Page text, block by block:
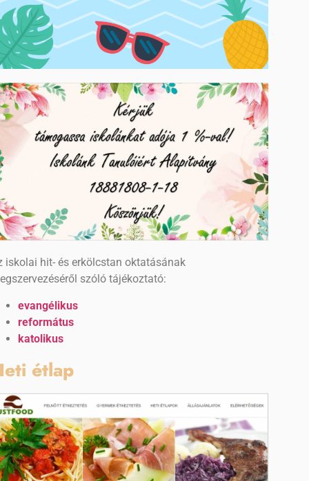
iskolai hit- és erkölcstan oktatásának
szóló tájékoztató:
evangélikus
református
katolikus
étlap